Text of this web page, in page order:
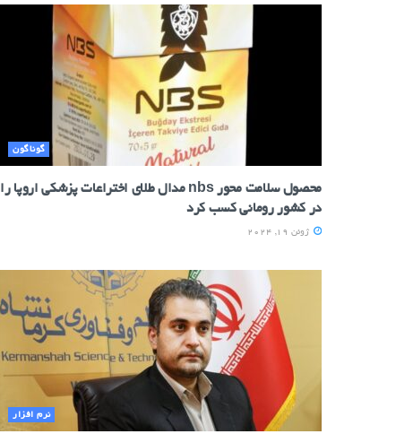
گوناگون
محصول سلامت محور nbs مدال طلای اختراعات پزشکی اروپا را
در کشور رومانی کسب کرد
ژوئن 19, 2024
نرم افزار